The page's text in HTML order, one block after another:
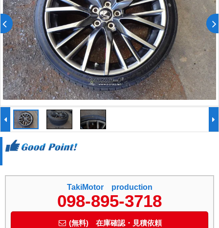
TakiMotor production
098-895-3718
(無料) 在庫確認・見積依頼